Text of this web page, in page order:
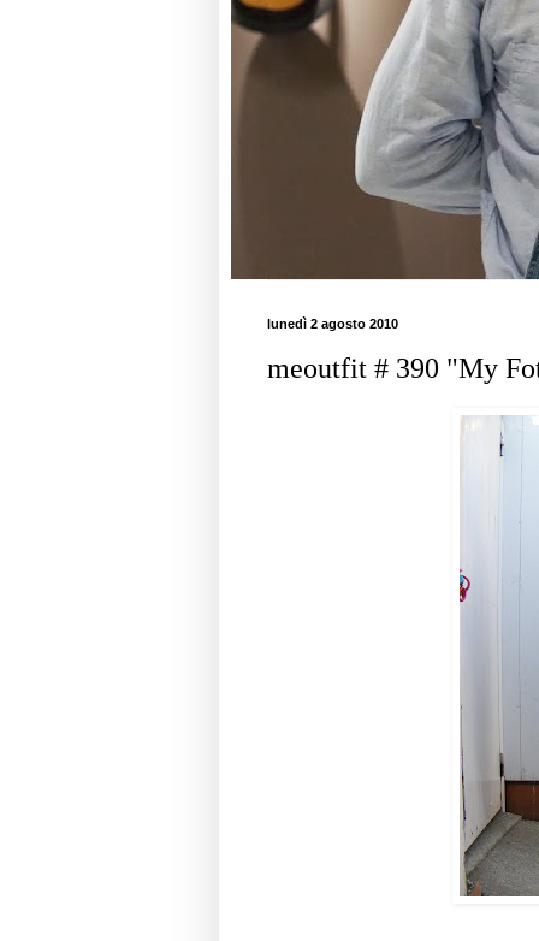
lunedì 2 agosto 2010
meoutfit # 390 "My